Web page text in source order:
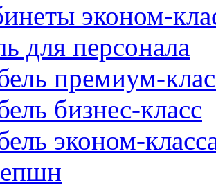
эконом-
для персонала
премиум-
бизнес-класс
эконом-